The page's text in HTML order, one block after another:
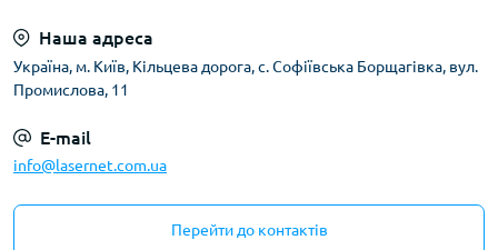
Наша адреса
Українa, м. Київ, Кільцева дорога, с. Софіївська Борщагівка, вул.
Промислова, 11
E-mail
info@lasernet.com.ua
Перейти до контактів